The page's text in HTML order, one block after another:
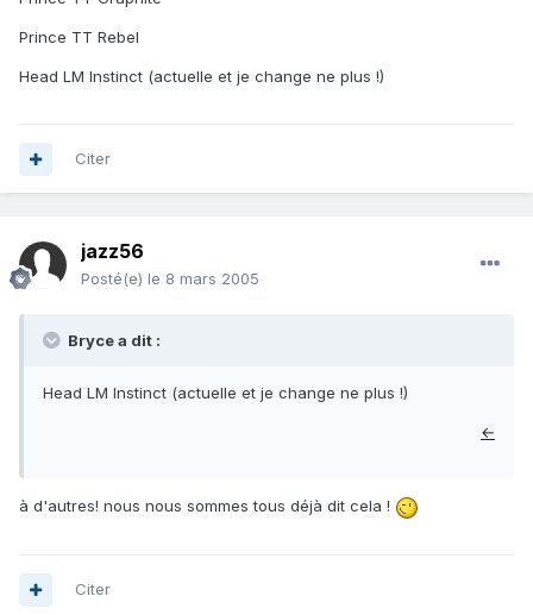
Prince TT Rebel
Head LM Instinct (actuelle et je change ne plus !)
Citer
jazz56
Posté(e) le 8 mars 2005
Bryce a dit :
Head LM Instinct (actuelle et je change ne plus !)
←
à d'autres! nous nous sommes tous déjà dit cela !
Citer